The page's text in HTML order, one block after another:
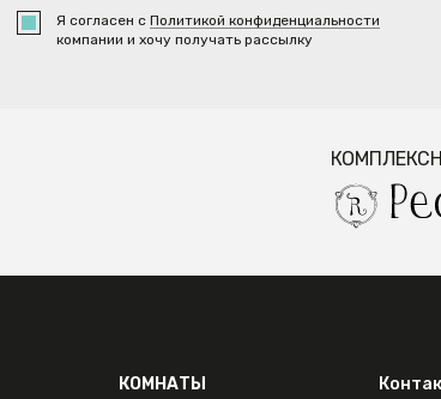
Я согласен с Политикой конфиденциальности
компании и хочу получать рассылку
КОМНАТЫ